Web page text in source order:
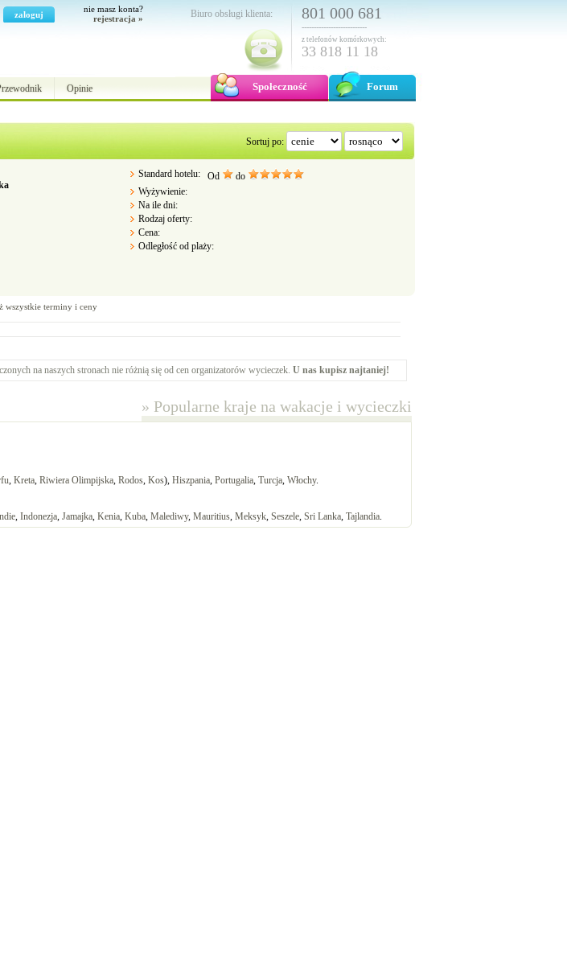
nie masz konta?
rejestracja »
Biuro obsługi klienta: 801 000 681
---------------------------
z telefonów komórkowych:
33 818 11 18
Opinie Forum
Społeczność
Sortuj po:
Standard hotelu: Od
do
Wyżywienie:
Na ile dni:
Rodzaj oferty:
Cena:
Odległość od plaży:
wszystkie terminy i ceny
na naszych stronach nie różnią się od cen organizatorów wycieczek.U nas kupisz najtaniej!
» Popularne kraje na wakacje i wycieczki
, Kreta, Riwiera Olimpijska, Rodos, Kos), Hiszpania, Portugalia, Turcja, Włochy.
, Indonezja, Jamajka, Kenia, Kuba, Malediwy, Mauritius, Meksyk, Seszele, Sri Lanka, Tajlandia.